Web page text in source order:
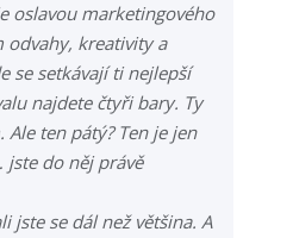
oslavou marketingového
odvahy, kreativity a
se setkávají ti nejlepší
najdete čtyři bary. Ty
Ale ten pátý? Ten je jen
jste do něj právě
jste se dál než většina. A